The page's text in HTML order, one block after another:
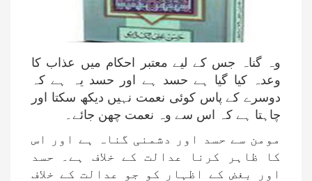
وہ گناہ جس کے لیے معتبر احکام میں عذاب کا
وعدہ کیا گیا ہے حسد ہے اور حسد یہ ہے کہ
دوسرے کے پاس کوئی نعمت نہیں دیکھ سکتا اور
چاہتا ہے کہ اس سے وہ نعمت چھن جائے۔
مومن سے حسد اور دشمنی گناہ ہے اور اس
کا ظاہر کرنا عدالت کے خلاف ہے۔ حسد
اور بغض کے اظہار کو جو عدالت کے خلاف